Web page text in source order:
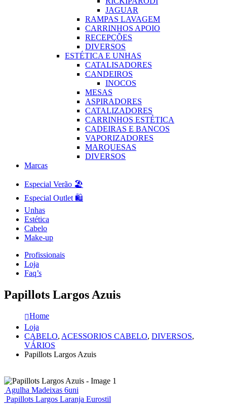
JAGUAR
RAMPAS LAVAGEM
CARRINHOS APOIO
RECEPÇÕES
DIVERSOS
ESTÉTICA E UNHAS
CATALISADORES
CANDEIROS
INOCOS
MESAS
ASPIRADORES
CATALIZADORES
CARRINHOS ESTÉTICA
CADEIRAS E BANCOS
VAPORIZADORES
MARQUESAS
DIVERSOS
Marcas
Especial Verão 🏖️
Especial Outlet 🛍️
Unhas
Estética
Cabelo
Make-up
Profissionais
Loja
Faq’s
Papillots Largos Azuis
Home
Loja
CABELO, ACESSORIOS CABELO, DIVERSOS,
VÁRIOS
Papillots Largos Azuis
Agulha Madeixas 6uni
Papillots Largos Laranja Eurostil